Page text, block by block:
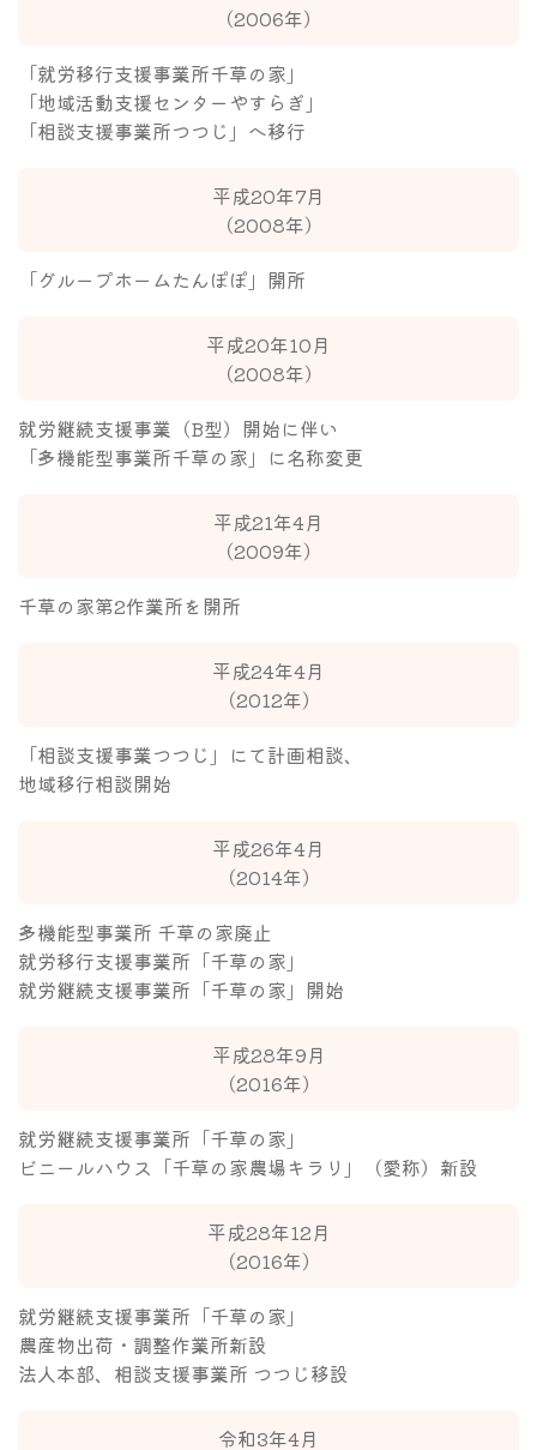
（2006年）
「就労移行支援事業所千草の家」
「地域活動支援センターやすらぎ」
「相談支援事業所つつじ」へ移行
平成20年7月
（2008年）
「グループホームたんぽぽ」開所
平成20年10月
（2008年）
就労継続支援事業（B型）開始に伴い
「多機能型事業所千草の家」に名称変更
平成21年4月
（2009年）
千草の家第2作業所を開所
平成24年4月
（2012年）
「相談支援事業つつじ」にて計画相談、
地域移行相談開始
平成26年4月
（2014年）
多機能型事業所 千草の家廃止
就労移行支援事業所「千草の家」
就労継続支援事業所「千草の家」開始
平成28年9月
（2016年）
就労継続支援事業所「千草の家」
ビニールハウス「千草の家農場キラリ」（愛称）新設
平成28年12月
（2016年）
就労継続支援事業所「千草の家」
農産物出荷・調整作業所新設
法人本部、相談支援事業所 つつじ移設
令和3年4月